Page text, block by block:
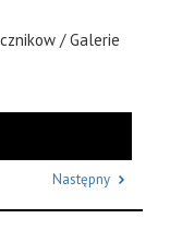
/ Galerie
Następny